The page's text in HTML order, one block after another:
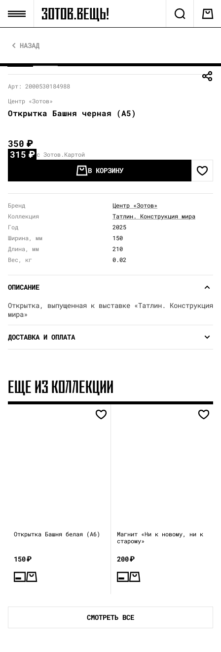
НАЗАД
Арт: 2000530184988
Центр «Зотов»
Открытка Башня черная (А5)
350₽
315₽ с Зотов.Картой
В КОРЗИНУ
Бренд
Центр «Зотов»
Коллекция
Татлин. Конструкция мира
Год
2025
Ширина, мм
150
Длина, мм
210
Вес, кг
0.02
ОПИСАНИЕ
Открытка, выпущенная к выставке «Татлин. Конструкция
мира»
ДОСТАВКА И ОПЛАТА
ЕЩЕ ИЗ КОЛЛЕКЦИИ
Открытка Башня белая (А6)
150₽
Магнит «Ни к новому, ни к
старому»
200₽
СМОТРЕТЬ ВСЕ